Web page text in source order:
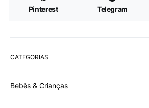
Pinterest Telegram
CATEGORIAS
Bebês & Crianças